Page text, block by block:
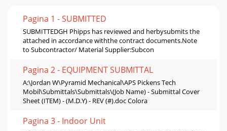
Pagina 1 - SUBMITTED
SUBMITTEDGH Phipps has reviewed and herbysubmits the
attached in accordance withthe contract documents.Note
to Subcontractor/ Material Supplier:Subcon
Pagina 2 - EQUIPMENT SUBMITTAL
A:\Jordan W\Pyramid Mechanical\APS Pickens Tech
Mobil\Submittals\Submittals\(Job Name) - Submittal Cover
Sheet (ITEM) - (M.D.Y) - REV (#).doc Colora
Pagina 3 - Indoor Unit